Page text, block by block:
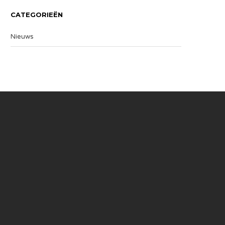
CATEGORIEËN
Nieuws